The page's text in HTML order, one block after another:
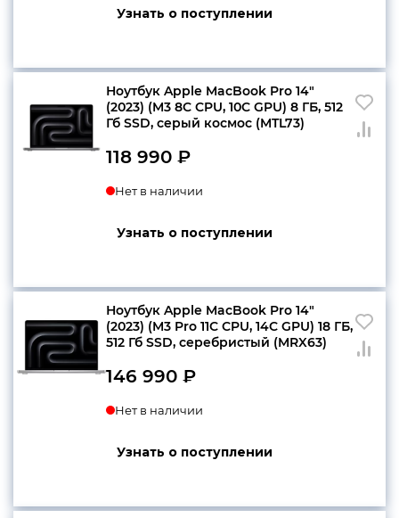
Узнать о поступлении
Ноутбук Apple MacBook Pro 14″
(2023) (M3 8C CPU, 10C GPU) 8 ГБ, 512
Гб SSD, серый космос (MTL73)
118 990 ₽
Нет в наличии
Узнать о поступлении
Ноутбук Apple MacBook Pro 14″
(2023) (M3 Pro 11C CPU, 14C GPU) 18 ГБ,
512 Гб SSD, серебристый (MRX63)
146 990 ₽
Нет в наличии
Узнать о поступлении